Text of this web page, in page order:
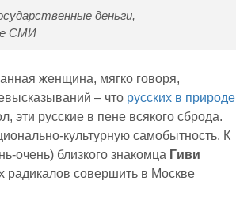
деньги,
СМИ
женщина, мягко говоря,
– что русских в природе
эти русские в пене всякого сброда.
культурную самобытность. К
очень) близкого знакомца Гиви
радикалов совершить в Москве